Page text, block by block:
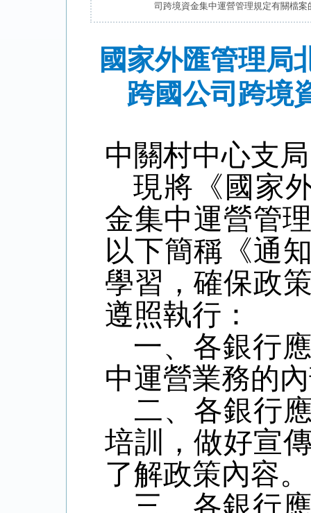
司跨境資金集中運營管理規定有關檔案
國家外匯管理局
跨國公司跨境
中關村中心支
現將《國家
金集中運營管
以下簡稱《通
學習，確保政
遵照執行：
一、各銀行
中運營業務的
二、各銀行
培訓，做好宣
了解政策內容。
三、各銀行